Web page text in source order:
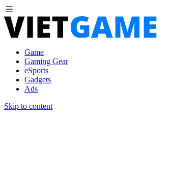
Game
Gaming Gear
eSports
Gadgets
Ads
Skip to content